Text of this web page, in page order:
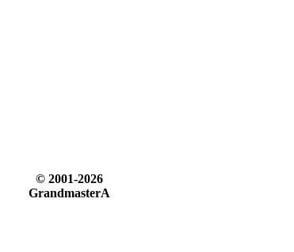
© 2001-2026
GrandmasterA